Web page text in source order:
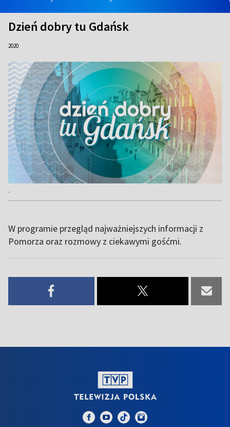
Dzień dobry tu Gdańsk
2020
.
W programie przegląd najważniejszych informacji z
Pomorza oraz rozmowy z ciekawymi gośćmi.